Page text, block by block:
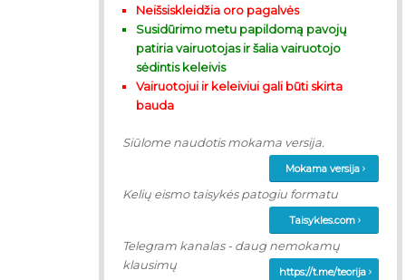
Neišsiskleidžia oro pagalvės
Susidūrimo metu papildomą pavojų
patiria vairuotojas ir šalia vairuotojo
sėdintis keleivis
Vairuotojui ir keleiviui gali būti skirta
bauda
Siūlome naudotis mokama versija.
Mokama versija
Kelių eismo taisykės patogiu formatu
Taisykles.com
Telegram kanalas - daug nemokamų
klausimų
https://t.me/teorija